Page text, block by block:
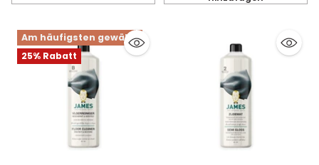
Anzahl Anzahl
Am häufigsten gewählt
25% Rabatt